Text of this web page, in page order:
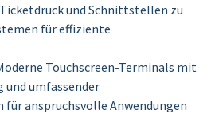
und Schnittstellen zu
für effiziente
Touchscreen-Terminals mit
und umfassender
anspruchsvolle Anwendungen